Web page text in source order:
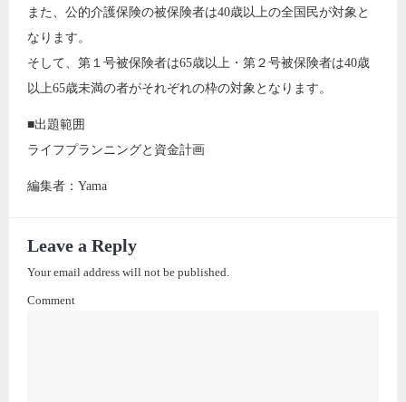
また、公的介護保険の被保険者は40歳以上の全国民が対象と
なります。
そして、第１号被保険者は65歳以上・第２号被保険者は40歳
以上65歳未満の者がそれぞれの枠の対象となります。
■出題範囲
ライフプランニングと資金計画
編集者：Yama
Leave a Reply
Your email address will not be published.
Comment